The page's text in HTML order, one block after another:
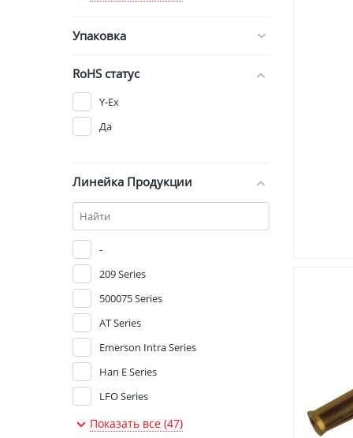
DEUTSCH
ITT CANNON
JST (JAPAN SOLDERLESS
Упаковка
RoHS статус
Y-Ex
Да
Линейка Продукции
-
209 Series
500075 Series
AT Series
Emerson Intra Series
Han E Series
LFO Series
Pass-Thru Series
Показать все (47)